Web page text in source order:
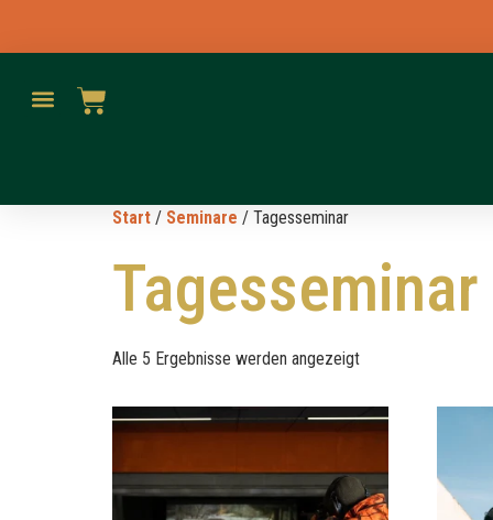
Start / Seminare / Tagesseminar
Tagesseminar
Alle 5 Ergebnisse werden angezeigt